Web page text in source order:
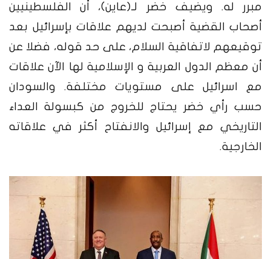
مبرر له. ويضيف خضر لـ(عاين)، أن الفلسطينيين
أصحاب القضية أصبحت لديهم علاقات بإسرائيل بعد
توقيعهم لاتفاقية السلام، على حد قوله، فضلا عن
أن معظم الدول العربية و الإسلامية لها الآن علاقات
مع اسرائيل على مستويات مختلفة. والسودان
حسب رأي خضر يحتاج للخروج من كبسولة العداء
التاريخي مع إسرائيل والانفتاح أكثر في علاقاته
الخارجية.